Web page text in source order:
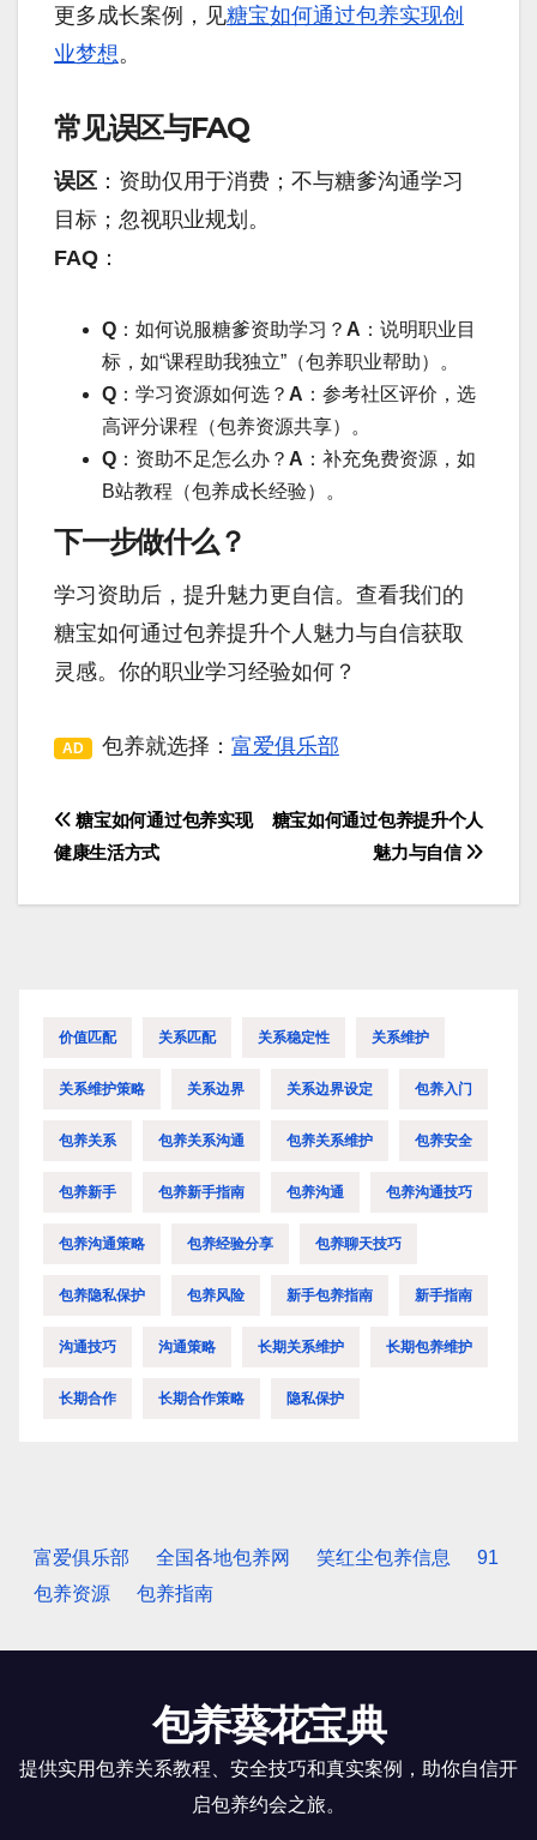
更多成长案例，见糖宝如何通过包养实现创
业梦想。
常见误区与FAQ
误区 ：资助仅用于消费；不与糖爹沟通学习
目标；忽视职业规划。
FAQ ：
Q ：如何说服糖爹资助学习？ A ：说明职业目
标，如“课程助我独立”（包养职业帮助）。
Q ：学习资源如何选？ A ：参考社区评价，选
高评分课程（包养资源共享）。
Q ：资助不足怎么办？ A ：补充免费资源，如
B站教程（包养成长经验）。
下一步做什么？
学习资助后，提升魅力更自信。查看我们的
糖宝如何通过包养提升个人魅力与自信获取
灵感。你的职业学习经验如何？
AD 包养就选择： 富爱俱乐部
文
导
糖宝如何通过包养提升个人
魅力与自信
糖宝如何通过包养实现
健康生活方式
价值匹配 关系匹配 关系稳定性 关系维护
关系维护策略 关系边界 关系边界设定 包养入门
包养关系 包养关系沟通 包养关系维护 包养安全
包养新手 包养新手指南 包养沟通 包养沟通技巧
包养沟通策略 包养经验分享 包养聊天技巧
包养隐私保护 包养风险 新手包养指南 新手指南
沟通技巧 沟通策略 长期关系维护 长期包养维护
长期合作 长期合作策略 隐私保护
富爱俱乐部 全国各地包养网 笑红尘包养信息
91
包养资源
包养指南
包养葵花宝典
提供实用包养关系教程、安全技巧和真实案例，助你自信开
启包养约会之旅。